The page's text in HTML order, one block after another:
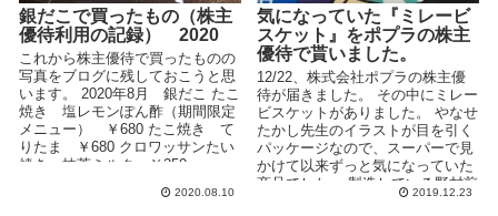
銀だこで買ったもの（株主
優待利用の記録） 2020
これから株主優待で買ったものの
写真をブログに残しておこうと思
います。 2020年8月 銀だこ たこ
焼き 塩レモンぽん酢（期間限定
メニュー） ￥680 たこ焼き て
りたま ￥680 クロワッサンたい
焼き 抹茶ミルク ￥250 ...
2020.08.10
気になっていた『ミレービ
スケット』をポプラの株主
優待で貰いました。
12/22、株式会社ポプラの株主優
待が届きました。 その中にミレー
ビスケットがありました。 やなせ
たかし先生のイラストが目を引く
パッケージなので、スーパーで見
かけて以来ずっと気になっていた
商品でした。 製造している野村煎
2019.12.23